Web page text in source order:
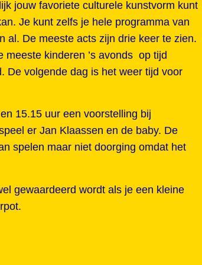
jouw favoriete culturele kunstvorm kunt
Je kunt zelfs je hele programma van
al. De meeste acts zijn drie keer te zien.
kinderen ’s avonds op tijd
De volgende dag is het weer tijd voor
15.15 uur een voorstelling bij
er Jan Klaassen en de baby. De
spelen maar niet doorging omdat het
gewaardeerd wordt als je een kleine